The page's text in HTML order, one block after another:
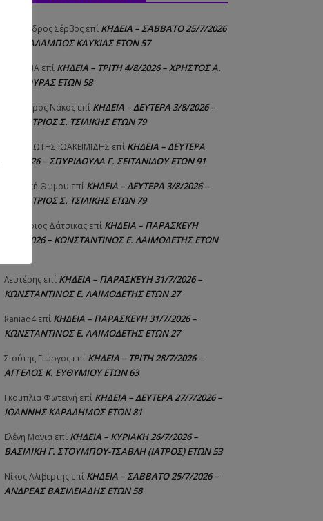
Αλέξανδρος Σέρβος επί ΚΗΔΕΙΑ – ΣΑΒΒΑΤΟ 25/7/2026
– ΧΑΡΑΛΑΜΠΟΣ ΚΑΥΚΙΑΣ ΕΤΩΝ 57
ΧΡΙΣΤΙΝΑ επί ΚΗΔΕΙΑ – ΤΡΙΤΗ 4/8/2026 – ΧΡΗΣΤΟΣ Α.
ΠΑΛΙΟΥΡΑΣ ΕΤΩΝ 58
Θεόδωρος Νάκος επί ΚΗΔΕΙΑ – ΔΕΥΤΕΡΑ 3/8/2026 –
ΔΗΜΗΤΡΙΟΣ Σ. ΤΣΙΛΙΚΗΣ ΕΤΩΝ 79
ΠΑΝΑΓΙΩΤΗΣ IΩΑΚΕΙΜΙΔΗΣ επί ΚΗΔΕΙΑ – ΔΕΥΤΕΡΑ
3/8/2026 – ΣΠΥΡΙΔΟΥΛΑ Γ. ΣΕΪΤΑΝΙΔΟΥ ΕΤΩΝ 91
Αγγελική Θωμου επί ΚΗΔΕΙΑ – ΔΕΥΤΕΡΑ 3/8/2026 –
ΔΗΜΗΤΡΙΟΣ Σ. ΤΣΙΛΙΚΗΣ ΕΤΩΝ 79
Δημήτριος Δάτσικας επί ΚΗΔΕΙΑ – ΠΑΡΑΣΚΕΥΗ
31/7/2026 – ΚΩΝΣΤΑΝΤΙΝΟΣ Ε. ΛΑΙΜΟΔΕΤΗΣ ΕΤΩΝ
Λευτέρης επί ΚΗΔΕΙΑ – ΠΑΡΑΣΚΕΥΗ 31/7/2026 –
ΚΩΝΣΤΑΝΤΙΝΟΣ Ε. ΛΑΙΜΟΔΕΤΗΣ ΕΤΩΝ 27
Raniad4 επί ΚΗΔΕΙΑ – ΠΑΡΑΣΚΕΥΗ 31/7/2026 –
ΚΩΝΣΤΑΝΤΙΝΟΣ Ε. ΛΑΙΜΟΔΕΤΗΣ ΕΤΩΝ 27
Σιούτης Γιώργος επί ΚΗΔΕΙΑ – ΤΡΙΤΗ 28/7/2026 –
ΑΓΓΕΛΟΣ Κ. ΕΥΘΥΜΙΟΥ ΕΤΩΝ 63
Γκομπλια Φωτεινή επί ΚΗΔΕΙΑ – ΔΕΥΤΕΡΑ 27/7/2026 –
ΙΩΑΝΝΗΣ ΚΑΡΑΔΗΜΟΣ ΕΤΩΝ 81
Ελένη Μανια επί ΚΗΔΕΙΑ – ΚΥΡΙΑΚΗ 26/7/2026 –
ΒΑΣΙΛΙΚΗ Γ. ΣΤΟΥΜΠΟΥ-ΤΣΑΒΛΗ (ΙΑΤΡΟΣ) ΕΤΩΝ 53
Νίκος Αλιβερτης επί ΚΗΔΕΙΑ – ΣΑΒΒΑΤΟ 25/7/2026 –
ΑΝΔΡΕΑΣ ΒΑΣΙΛΕΙΑΔΗΣ ΕΤΩΝ 58